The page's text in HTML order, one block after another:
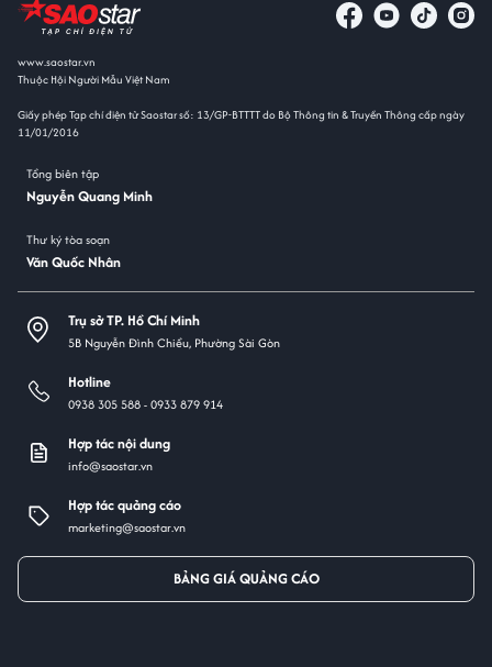
www.saostar.vn
Thuộc Hội Người Mẫu Việt Nam
Giấy phép Tạp chí điện tử Saostar số: 13/GP-BTTTT do Bộ Thông tin & Truyền Thông cấp ngày
11/01/2016
Tổng biên tập
Nguyễn Quang Minh
Thư ký tòa soạn
Văn Quốc Nhân
Trụ sở TP. Hồ Chí Minh
5B Nguyễn Đình Chiểu, Phường Sài Gòn
Hotline
0938 305 588 -0933 879 914
Hợp tác nội dung
info@saostar.vn
Hợp tác quảng cáo
marketing@saostar.vn
BẢNG GIÁ QUẢNG CÁO